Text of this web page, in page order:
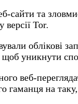
сайти та
версії Tor.
облікові
уникнути
веб-
гаманця на